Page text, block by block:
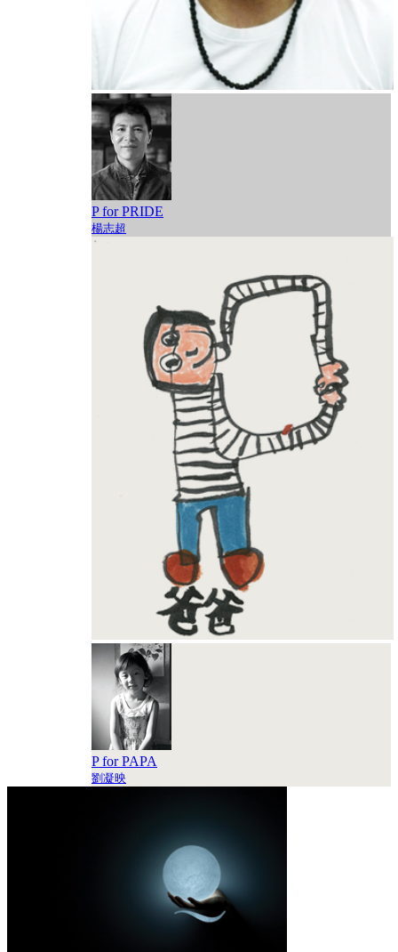
P for PRIDE
楊志超
P for PAPA
劉凝映